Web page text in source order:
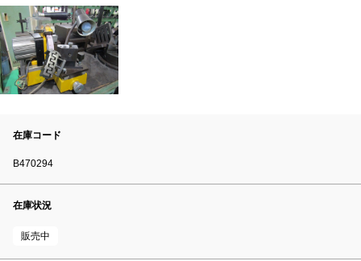
在庫コード
B470294
在庫状況
販売中